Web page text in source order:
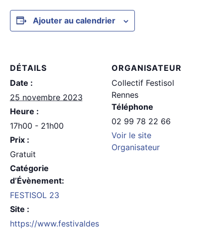
Ajouter au calendrier
DÉTAILS
Date :
25 novembre 2023
Heure :
17h00 - 21h00
Prix :
Gratuit
Catégorie
d’Évènement:
FESTISOL 23
Site :
https://www.festivaldes
ORGANISATEUR
Collectif Festisol
Rennes
Téléphone
02 99 78 22 66
Voir le site
Organisateur